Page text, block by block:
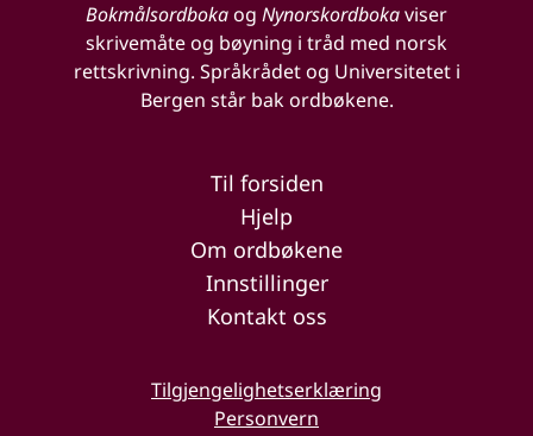
Bokmålsordbokaog Nynorskordbokaviser
skrivemåte og bøyning i tråd med norsk
rettskrivning. Språkrådet og Universitetet i
Bergen står bak ordbøkene.
Til forsiden
Hjelp
Om ordbøkene
Innstillinger
Kontakt oss
Tilgjengelighetserklæring
Personvern